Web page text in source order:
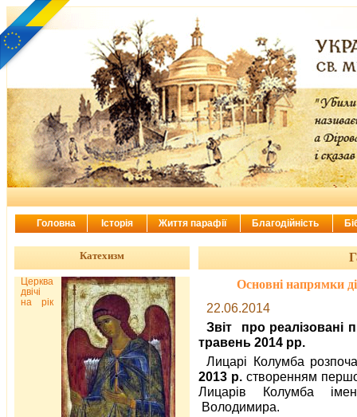
Основні напрямки
22.06.2014
Звіт про реалізовані
травень 2014 рр.
Лицарі Колумба
2013 р. створенням
Лицарів Колумба
Володимира.
Катехизм
Церква
двічі
на рік
Головна Історія Життя парафії Благодійність